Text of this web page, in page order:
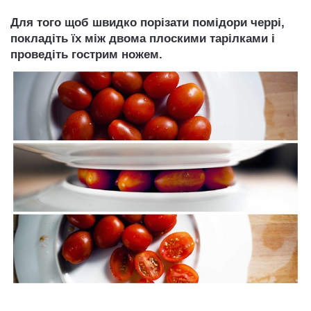
Для того щоб швидко порізати помідори черрі,
покладіть їх між двома плоскими тарілками і
проведіть гострим ножем.